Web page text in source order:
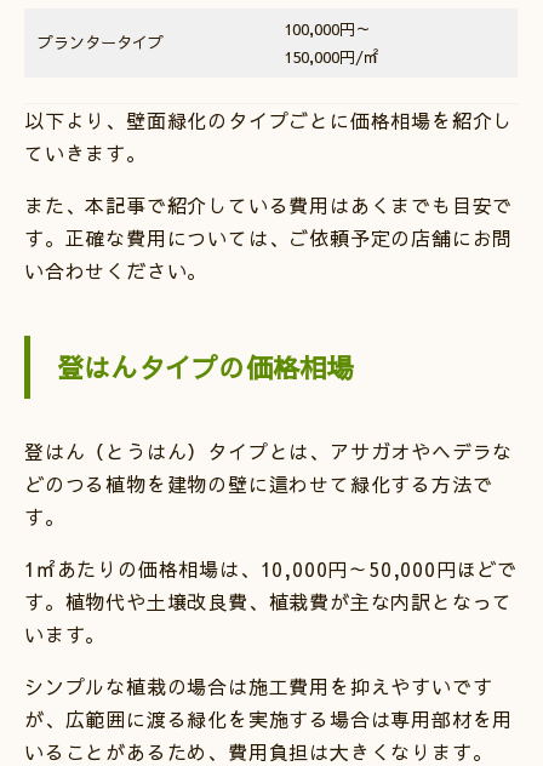
プランタータイプ
100,000円～
150,000円/㎡
以下より、壁面緑化のタイプごとに価格相場を紹介し
ていきます。
また、本記事で紹介している費用はあくまでも目安で
す。正確な費用については、ご依頼予定の店舗にお問
い合わせください。
登はんタイプの価格相場
登はん（とうはん）タイプとは、アサガオやヘデラな
どのつる植物を建物の壁に這わせて緑化する方法で
す。
1㎡あたりの価格相場は、10,000円～50,000円ほどで
す。植物代や土壌改良費、植栽費が主な内訳となって
います。
シンプルな植栽の場合は施工費用を抑えやすいです
が、広範囲に渡る緑化を実施する場合は専用部材を用
いることがあるため、費用負担は大きくなります。